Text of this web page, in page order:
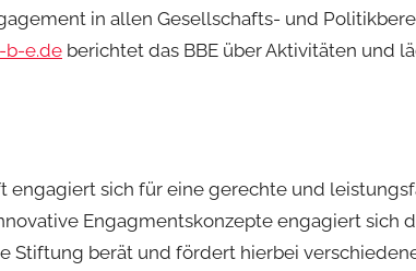
in allen Gesellschafts- und
b-e.de berichtet das BBE über Aktivitäten und
engagiert sich für eine gerechte und
Engagmentskonzepte engagiert sich
Stiftung berät und fördert hierbei